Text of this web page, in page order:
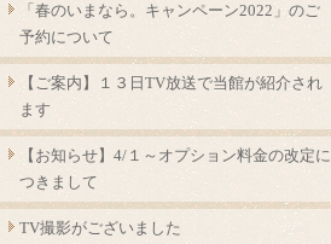
「春のいまなら。キャンペーン2022」のご
予約について
【ご案内】１３日TV放送で当館が紹介され
ます
【お知らせ】4/１～オプション料金の改定に
つきまして
TV撮影がございました